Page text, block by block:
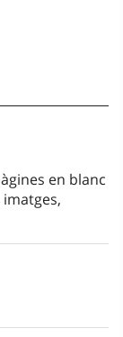
en blanc